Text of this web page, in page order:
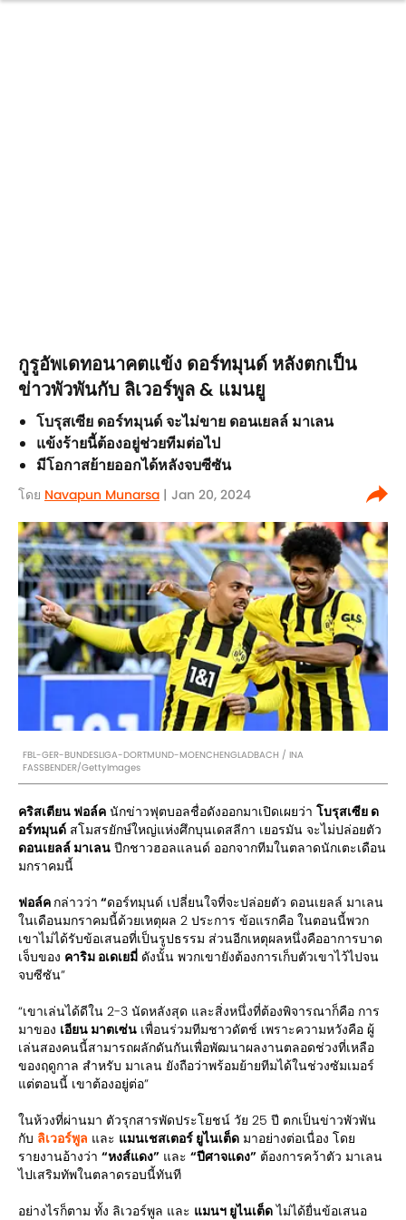
กูรูอัพเดทอนาคตแข้ง ดอร์ทมุนด์ หลังตกเป็น
ข่าวพัวพันกับ ลิเวอร์พูล & แมนยู
โบรุสเซีย ดอร์ทมุนด์ จะไม่ขาย ดอนเยลล์ มาเลน
แข้งร้ายนี้ต้องอยู่ช่วยทีมต่อไป
มีโอกาสย้ายออกได้หลังจบซีซัน
โดย Navapun Munarsa | Jan 20, 2024
FBL-GER-BUNDESLIGA-DORTMUND-MOENCHENGLADBACH / INA
FASSBENDER/GettyImages
คริสเตียน ฟอล์ค นักข่าวฟุตบอลชื่อดังออกมาเปิดเผยว่า โบรุสเซีย ด
อร์ทมุนด์ สโมสรยักษ์ใหญ่แห่งศึกบุนเดสลีกา เยอรมัน จะไม่ปล่อยตัว
ดอนเยลล์ มาเลน ปีกชาวฮอลแลนด์ ออกจากทีมในตลาดนักเตะเดือน
มกราคมนี้
ฟอล์ค กล่าวว่า “ดอร์ทมุนด์ เปลี่ยนใจที่จะปล่อยตัว ดอนเยลล์ มาเลน
ในเดือนมกราคมนี้ด้วยเหตุผล 2 ประการ ข้อแรกคือ ในตอนนี้พวก
เขาไม่ได้รับข้อเสนอที่เป็นรูปธรรม ส่วนอีกเหตุผลหนึ่งคืออาการบาด
เจ็บของ คาริม อเดเยมี่ ดังนั้น พวกเขายังต้องการเก็บตัวเขาไว้ไปจน
จบซีซัน”
“เขาเล่นได้ดีใน 2-3 นัดหลังสุด และสิ่งหนึ่งที่ต้องพิจารณาก็คือ การ
มาของ เอียน มาตเซ่น เพื่อนร่วมทีมชาวดัตช์ เพราะความหวังคือ ผู้
เล่นสองคนนี้สามารถผลักดันกันเพื่อพัฒนาผลงานตลอดช่วงที่เหลือ
ของฤดูกาล สำหรับ มาเลน ยังถือว่าพร้อมย้ายทีมได้ในช่วงซัมเมอร์
แต่ตอนนี้ เขาต้องอยู่ต่อ”
ในห้วงที่ผ่านมา ตัวรุกสารพัดประโยชน์ วัย 25 ปี ตกเป็นข่าวพัวพัน
กับ ลิเวอร์พูล และ แมนเชสเตอร์ ยูไนเต็ด มาอย่างต่อเนื่อง โดย
รายงานอ้างว่า “หงส์แดง” และ “ปีศาจแดง” ต้องการคว้าตัว มาเลน
ไปเสริมทัพในตลาดรอบนี้ทันที
อย่างไรก็ตาม ทั้ง ลิเวอร์พูล และ แมนฯ ยูไนเต็ดไม่ได้ยื่นข้อเสนอ